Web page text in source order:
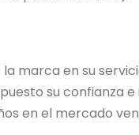
marca en su
su confianza e
en el mercado